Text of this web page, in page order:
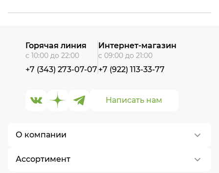
О компании
О нас
Ассортимент
Написать нам
Горячая линия
с 10:00 до 22:00
+7 (343) 273-07-07
Интернет-магазин
с 09:00 до 21:00
+7 (922) 113-33-77